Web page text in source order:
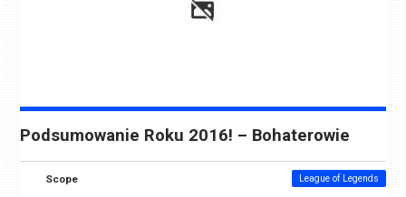
Podsumowanie Roku 2016! – Bohaterowie
Scope League of Legends